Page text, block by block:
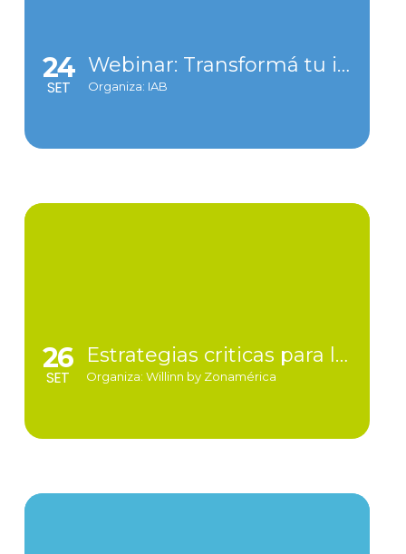
24
SET
Webinar: Transformá tu idea en un caso ganador con Dario Ventura | MIXX24
Organiza: IAB
26
SET
Estrategias criticas para la protección de datos y continuidad del negocio
Organiza: Willinn by Zonamérica